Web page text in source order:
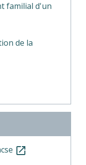
familial d'un
de la
open_in_new